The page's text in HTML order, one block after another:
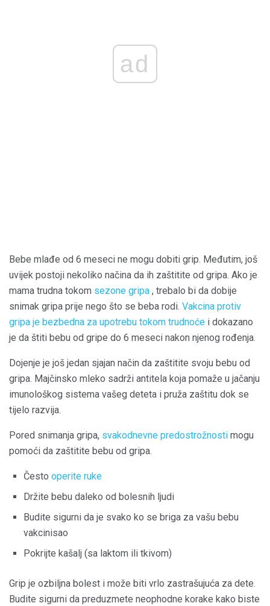
ad
Bebe mlađe od 6 meseci ne mogu dobiti grip. Međutim, još
uvijek postoji nekoliko načina da ih zaštitite od gripa. Ako je
mama trudna tokom sezone gripa , trebalo bi da dobije
snimak gripa prije nego što se beba rodi. Vakcina protiv
gripa je bezbedna za upotrebu tokom trudnoće i dokazano
je da štiti bebu od gripe do 6 meseci nakon njenog rođenja.
Dojenje je još jedan sjajan način da zaštitite svoju bebu od
gripa. Majčinsko mleko sadrži antitela koja pomaže u jačanju
imunološkog sistema vašeg deteta i pruža zaštitu dok se
tijelo razvija.
Pored snimanja gripa, svakodnevne predostrožnosti mogu
pomoći da zaštitite bebu od gripa.
Često operite ruke
Držite bebu daleko od bolesnih ljudi
Budite sigurni da je svako ko se briga za vašu bebu
vakcinisao
Pokrijte kašalj (sa laktom ili tkivom)
Grip je ozbiljna bolest i može biti vrlo zastrašujuća za dete.
Budite sigurni da preduzmete neophodne korake kako biste